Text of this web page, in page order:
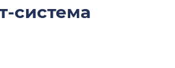
система